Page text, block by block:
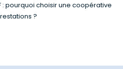
: pourquoi choisir une coopérative
?